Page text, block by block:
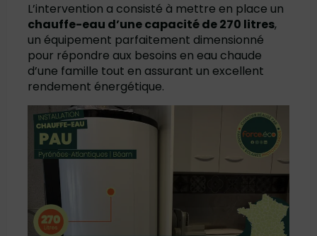
L’intervention a consisté à mettre en place un
chauffe-eau d’une capacité de 270 litres,
un équipement parfaitement dimensionné
pour répondre aux besoins en eau chaude
d’une famille tout en assurant un excellent
rendement énergétique.